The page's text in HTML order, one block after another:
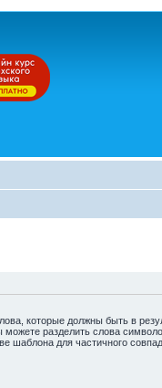
которые должны быть в
можете разделить слова
шаблона для частичного